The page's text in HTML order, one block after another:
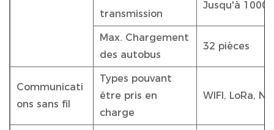
transmission
Jusqu'à
Max. Chargement
des autobus
32 pièces
Communicati
ons sans fil
Types pouvant
être pris en
charge
WIFI, LoRa,